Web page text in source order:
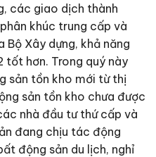
các giao dịch thành
khúc trung cấp và
Xây dựng, khả năng
tốt hơn. Trong quý này
sản tồn kho mới từ thị
sản tồn kho chưa được
nhà đầu tư thứ cấp và
đang chịu tác động
động sản du lịch, nghỉ